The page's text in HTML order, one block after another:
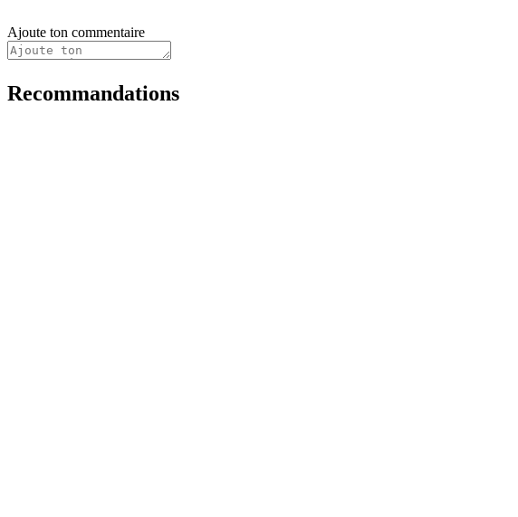
Ajoute ton commentaire
Recommandations